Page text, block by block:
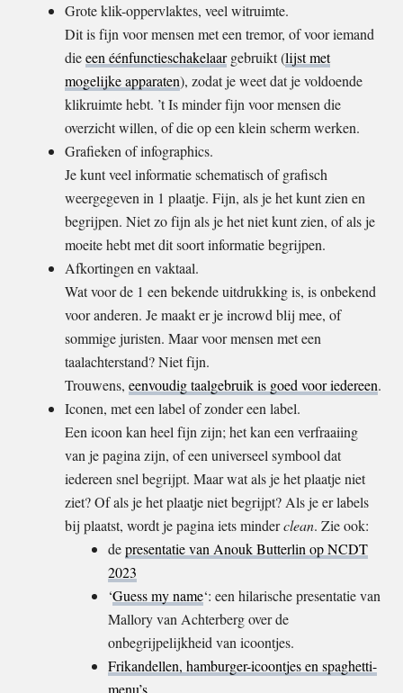
Grote klik-oppervlaktes, veel witruimte.
Dit is fijn voor mensen met een tremor, of voor iemand
dieeen éénfunctieschakelaargebruikt (lijst met
mogelijke apparaten), zodat je weet dat je voldoende
klikruimte hebt. ’t Is minder fijn voor mensen die
overzicht willen, of die op een klein scherm werken.
Grafieken of infographics.
Je kunt veel informatie schematisch of grafisch
weergegeven in 1 plaatje. Fijn, als je het kunt zien en
begrijpen. Niet zo fijn als je het niet kunt zien, of als je
moeite hebt met dit soort informatie begrijpen.
Afkortingen en vaktaal.
Wat voor de 1 een bekende uitdrukking is, is onbekend
voor anderen. Je maakt er je incrowd blij mee, of
sommige juristen. Maar voor mensen met een
taalachterstand? Niet fijn.
Trouwens, eenvoudig taalgebruik is goed voor iedereen.
Iconen, met een label of zonder een label.
Een icoon kan heel fijn zijn; het kan een verfraaiing
van je pagina zijn, of een universeel symbool dat
iedereen snel begrijpt. Maar wat als je het plaatje niet
ziet? Of als je het plaatje niet begrijpt? Als je er labels
bij plaatst, wordt je pagina iets minderclean. Zie ook:
depresentatie van Anouk Butterlin op NCDT
2023
‘Guess my name‘: een hilarische presentatie van
Mallory van Achterberg over de
onbegrijpelijkheid van icoontjes.
Frikandellen, hamburger-icoontjes en spaghetti-
menu’s